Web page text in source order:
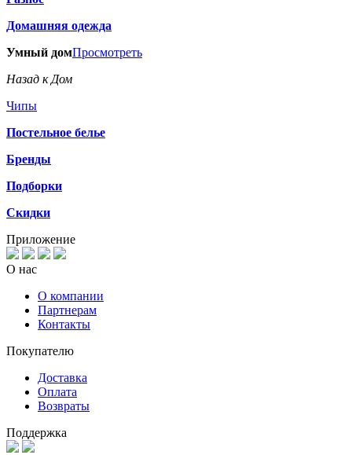
Домашняя одежда
Умный домПросмотреть
Назад к Дом
Чипы
Постельное белье
Бренды
Подборки
Скидки
Приложение
О нас
О компании
Партнерам
Контакты
Покупателю
Доставка
Оплата
Возвраты
Поддержка